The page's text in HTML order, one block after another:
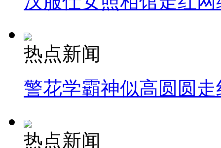
热点新闻
警花学霸神似高圆圆走
热点新闻